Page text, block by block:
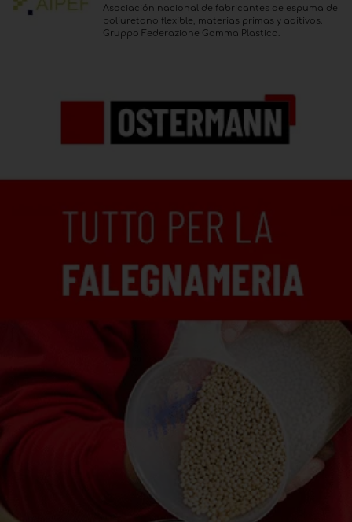
Asociación nacional de fabricantes de espuma de
poliuretano flexible, materias primas y aditivos.
Gruppo Federazione Gomma Plastica.